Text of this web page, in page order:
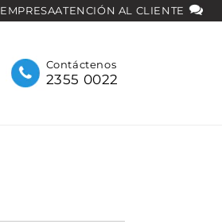
EMPRESAATENCIÓN AL CLIENTE
Contáctenos
2355 0022